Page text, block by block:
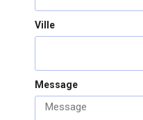
Ville
Message